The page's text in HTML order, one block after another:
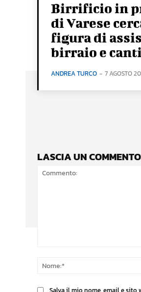
Birrificio in
di Varese
figura di
birraio e
ANDREA TURCO - 7 AGOSTO
LASCIA UN COMMENTO